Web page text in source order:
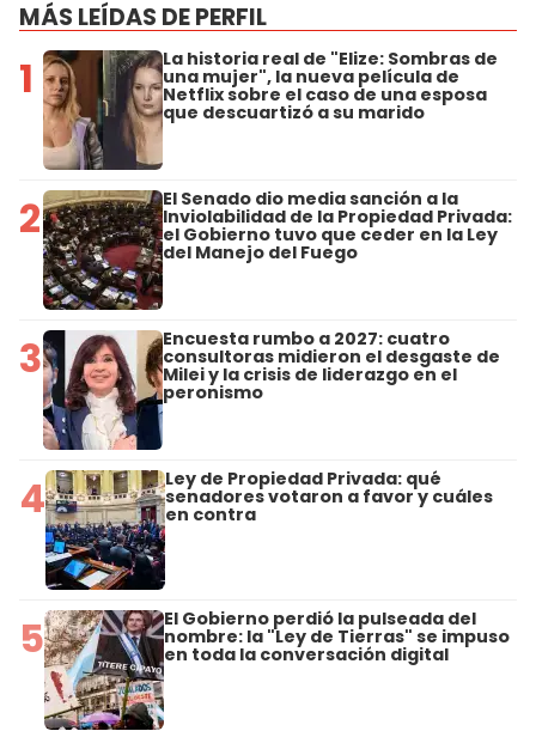
MÁS LEÍDAS DE PERFIL
1 La historia real de "Elize: Sombras de
una mujer", la nueva película de
Netflix sobre el caso de una esposa
que descuartizó a su marido
2 El Senado dio media sanción a la
Inviolabilidad de la Propiedad Privada:
el Gobierno tuvo que ceder en la Ley
del Manejo del Fuego
3 Encuesta rumbo a 2027: cuatro
consultoras midieron el desgaste de
Milei y la crisis de liderazgo en el
peronismo
4 Ley de Propiedad Privada: qué
senadores votaron a favor y cuáles
en contra
5 El Gobierno perdió la pulseada del
nombre: la "Ley de Tierras" se impuso
en toda la conversación digital